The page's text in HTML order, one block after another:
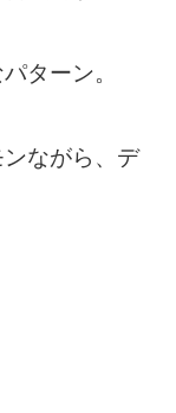
ターン。
ながら、デ